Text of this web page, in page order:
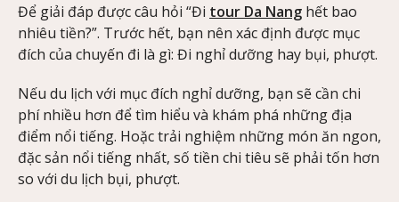
Để giải đáp được câu hỏi “Đi tour Da Nang hết bao
nhiêu tiền?”. Trước hết, bạn nên xác định được mục
đích của chuyến đi là gì: Đi nghỉ dưỡng hay bụi, phượt.
Nếu du lịch với mục đích nghỉ dưỡng, bạn sẽ cần chi
phí nhiều hơn để tìm hiểu và khám phá những địa
điểm nổi tiếng. Hoặc trải nghiệm những món ăn ngon,
đặc sản nổi tiếng nhất, số tiền chi tiêu sẽ phải tốn hơn
so với du lịch bụi, phượt.